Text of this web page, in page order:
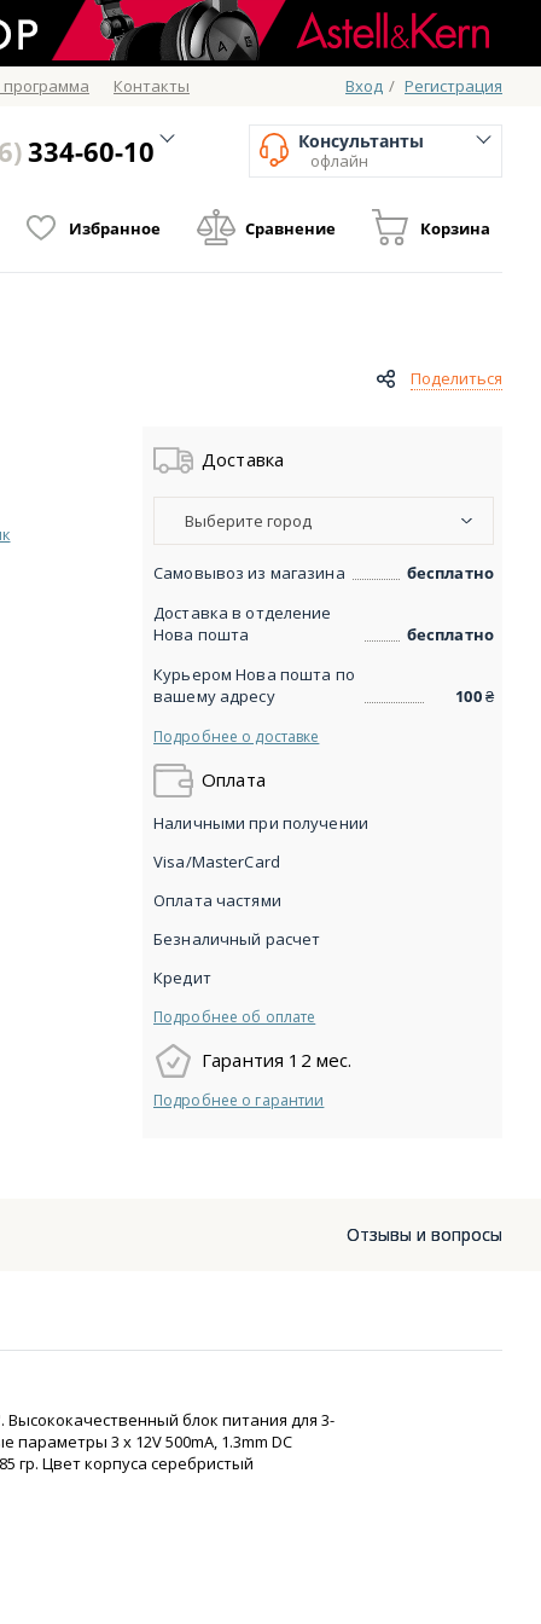
программа Контакты Вход / Регистрация
334-60-10 Консультанты
офлайн
Избранное Сравнение Корзина
Поделиться
Доставка
Выберите город
Самовывоз из магазина
бесплатно
Доставка в отделение
Нова пошта
бесплатно
Курьером Нова пошта по
вашему адресу
100₴
Подробнее о доставке
Оплата
Visa/MasterCard
Наличными при получении
Безналичный расчет
Кредит
Оплата частями
Подробнее об оплате
Гарантия 12 мес.
Подробнее о гарантии
Отзывы и вопросы
блок питания для 3-
параметры 3 х 12V 500mA, 1.3mm DC
гр. Цвет корпуса серебристый